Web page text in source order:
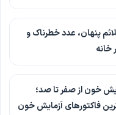
پنهان، عدد خطرناک و
خون از صفر تا صد؛
فاکتورهای آزمایش خون